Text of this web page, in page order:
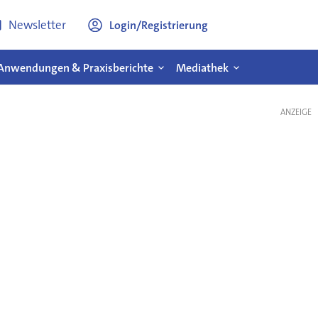
Newsletter Login/Registrierung
& Praxisberichte Mediathek
ANZEIGE